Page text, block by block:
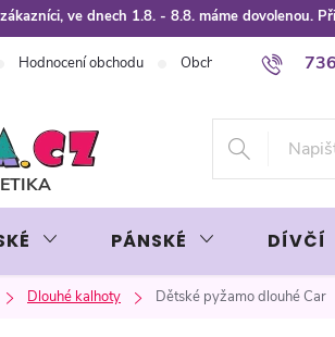
ve dnech 1.8. - 8.8. máme dovolenou.
Hodnocení obchodu Obchodní podmínky
PÁNSKÉ DÍVČÍ
Dlouhé kalhoty Dětské pyžamo dlouhé Car